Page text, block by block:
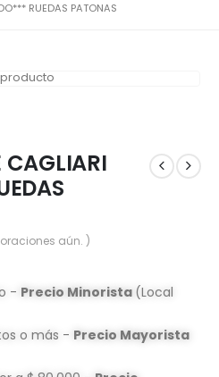
RUEDAS PATONAS
CAGLIARI
aún. )
- Precio Minorista (Local
o más - Precio Mayorista